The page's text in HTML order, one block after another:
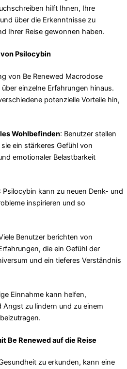
hilft Ihnen, Ihre
über die Erkenntnisse zu
Ihrer Reise gewonnen haben.
Psilocybin
von Be Renewed Macrodose
einzelne Erfahrungen hinaus.
potenzielle Vorteile hin,
Wohlbefinden: Benutzer stellen
ein stärkeres Gefühl von
emotionaler Belastbarkeit
: Psilocybin kann zu neuen Denk- und
inspirieren und so
Benutzer berichten von
die ein Gefühl der
und ein tieferes Verständnis
Einnahme kann helfen,
zu lindern und zu einem
Be Renewed auf die Reise
zu erkunden, kann eine